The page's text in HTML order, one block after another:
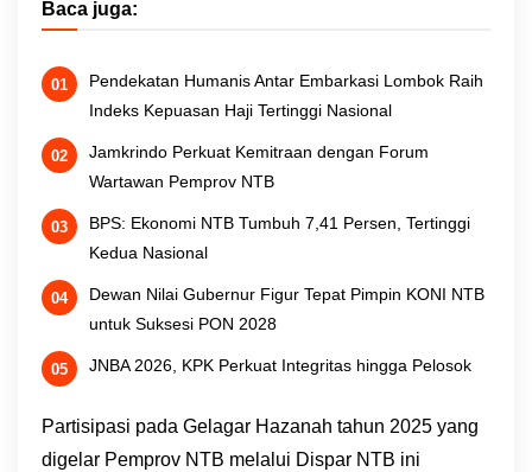
Baca juga:
Pendekatan Humanis Antar Embarkasi Lombok Raih
Indeks Kepuasan Haji Tertinggi Nasional
Jamkrindo Perkuat Kemitraan dengan Forum
Wartawan Pemprov NTB
BPS: Ekonomi NTB Tumbuh 7,41 Persen, Tertinggi
Kedua Nasional
Dewan Nilai Gubernur Figur Tepat Pimpin KONI NTB
untuk Suksesi PON 2028
JNBA 2026, KPK Perkuat Integritas hingga Pelosok
Partisipasi pada Gelagar Hazanah tahun 2025 yang
digelar Pemprov NTB melalui Dispar NTB ini